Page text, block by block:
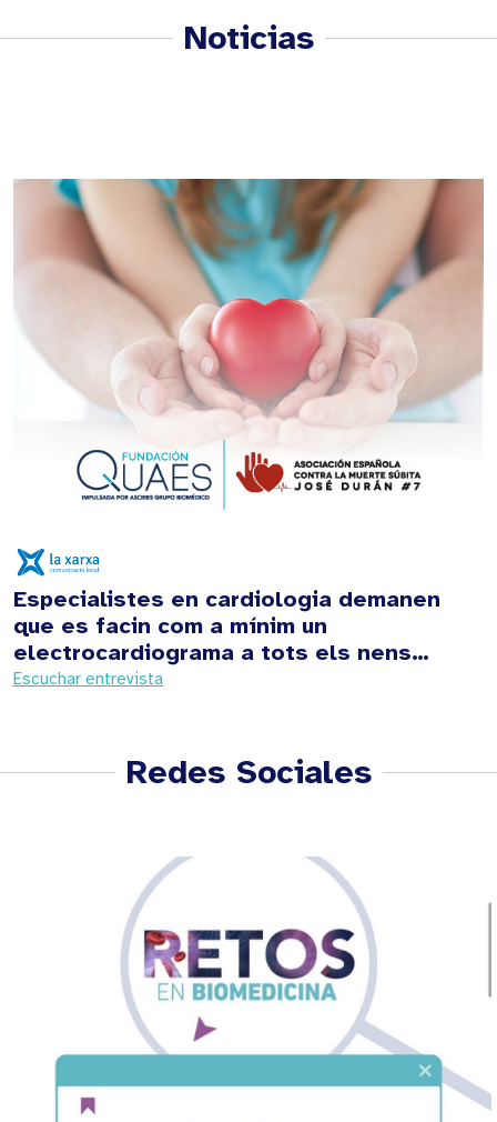
Noticias
Especialistes en cardiologia demanen
que es facin com a mínim un
electrocardiograma a tots els nens…
Escuchar entrevista
Redes Sociales